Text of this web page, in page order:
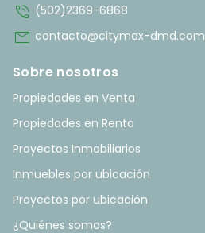
phone_in_talk (502)2369-6868
mail contacto@citymax-dmd.com
Sobre nosotros
Propiedades en Venta
Propiedades en Renta
Proyectos Inmobiliarios
Inmuebles por ubicación
Proyectos por ubicación
¿Quiénes somos?